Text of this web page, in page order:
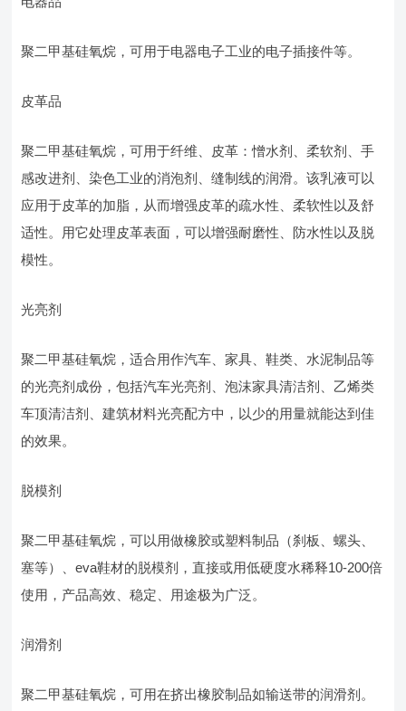
聚二甲基硅氧烷，可用于电器电子工业的电子插接件等。
皮革品
聚二甲基硅氧烷，可用于纤维、皮革：憎水剂、柔软剂、手
感改进剂、染色工业的消泡剂、缝制线的润滑。该乳液可以
应用于皮革的加脂，从而增强皮革的疏水性、柔软性以及舒
适性。用它处理皮革表面，可以增强耐磨性、防水性以及脱
模性。
光亮剂
聚二甲基硅氧烷，适合用作汽车、家具、鞋类、水泥制品等
的光亮剂成份，包括汽车光亮剂、泡沫家具清洁剂、乙烯类
车顶清洁剂、建筑材料光亮配方中，以少的用量就能达到佳
的效果。
脱模剂
聚二甲基硅氧烷，可以用做橡胶或塑料制品（刹板、螺头、
塞等）、eva鞋材的脱模剂，直接或用低硬度水稀释10-200倍
使用，产品高效、稳定、用途极为广泛。
润滑剂
聚二甲基硅氧烷，可用在挤出橡胶制品如输送带的润滑剂。